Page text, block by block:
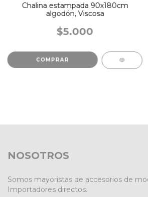
Chalina estampada 90x180cm
algodón, Viscosa
$5.000
NOSOTROS
Somos mayoristas de accesorios de
Importadores directos.